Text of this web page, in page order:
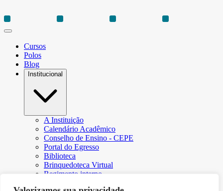
Cursos
Polos
Blog
Institucional
A Instituição
Calendário Acadêmico
Conselho de Ensino - CEPE
Portal do Egresso
Biblioteca
Brinquedoteca Virtual
Regimento interno